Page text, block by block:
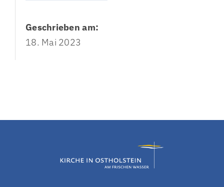
Geschrieben am:
18. Mai 2023